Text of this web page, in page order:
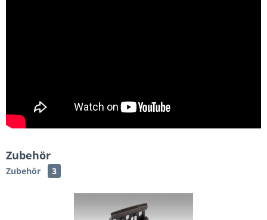
Zubehör
Zubehör 3